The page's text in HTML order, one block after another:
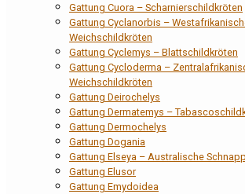
Gattung Cuora – Scharnierschildkröten
Gattung Cyclanorbis –
Weichschildkröten
Gattung Cyclemys – Blattschildkröten
Gattung Cycloderma –
Weichschildkröten
Gattung Deirochelys
Gattung Dermatemys –
Gattung Dermochelys
Gattung Dogania
Gattung Elseya – Australische
Gattung Elusor
Gattung Emydoidea